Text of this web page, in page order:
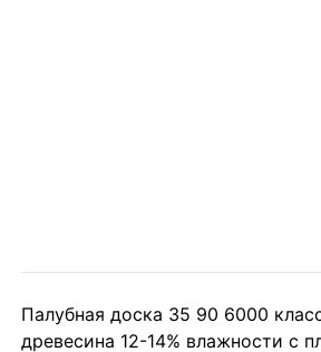
Палубная доска 35 90 6000
древесина 12-14% влажности с